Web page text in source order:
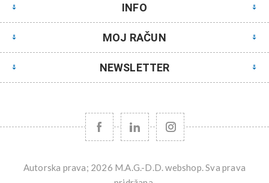
INFO
MOJ RAČUN
NEWSLETTER
Autorska prava; 2026 M.A.G.-D.D. webshop. Sva prava